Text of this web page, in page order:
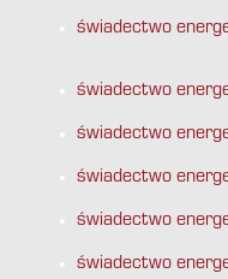
świadectwo
świadectwo
świadectwo
świadectwo
świadectwo
świadectwo